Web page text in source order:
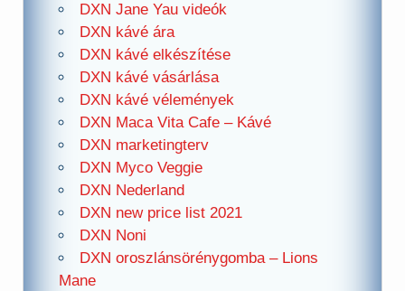
DXN Jane Yau videók
DXN kávé ára
DXN kávé elkészítése
DXN kávé vásárlása
DXN kávé vélemények
DXN Maca Vita Cafe – Kávé
DXN marketingterv
DXN Myco Veggie
DXN Nederland
DXN new price list 2021
DXN Noni
DXN oroszlánsörénygomba – Lions
Mane